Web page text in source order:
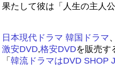
果たして彼は「人生の主人
日本現代ドラマ 韓国ドラマ
激安DVD,格安DVDを販売す
「 韓流ドラマはDVD SHOP